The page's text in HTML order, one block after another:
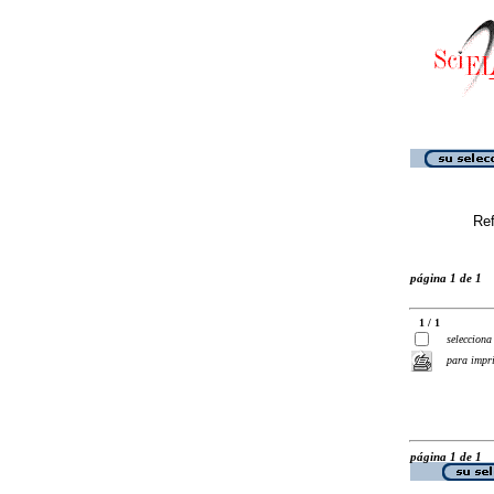
página 1 de 1
1 / 1
selecciona
para
página 1 de 1